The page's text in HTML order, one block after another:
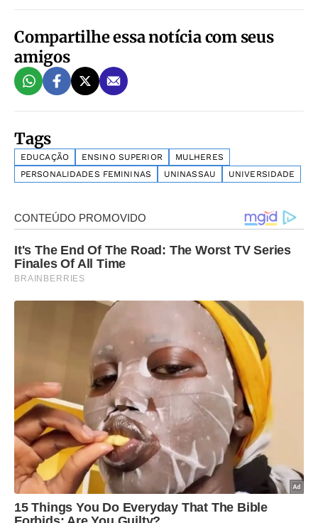
Compartilhe essa notícia com seus
amigos
Tags
EDUCAÇÃO ENSINO SUPERIOR
MULHERES
PERSONALIDADES FEMININAS
UNINASSAU UNIVERSIDADE